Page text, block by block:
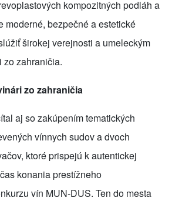
kompozitných podláh a
moderné, bezpečné a estetické
širokej verejnosti a umeleckým
zo zahraničia.
zo zahraničia
aj so zakúpením tematických
vínnych sudov a dvoch
ktoré prispejú k autentickej
konania prestížneho
vín MUN-DUS. Ten do mesta